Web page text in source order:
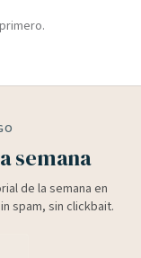
semana
de la semana en
spam, sin clickbait.